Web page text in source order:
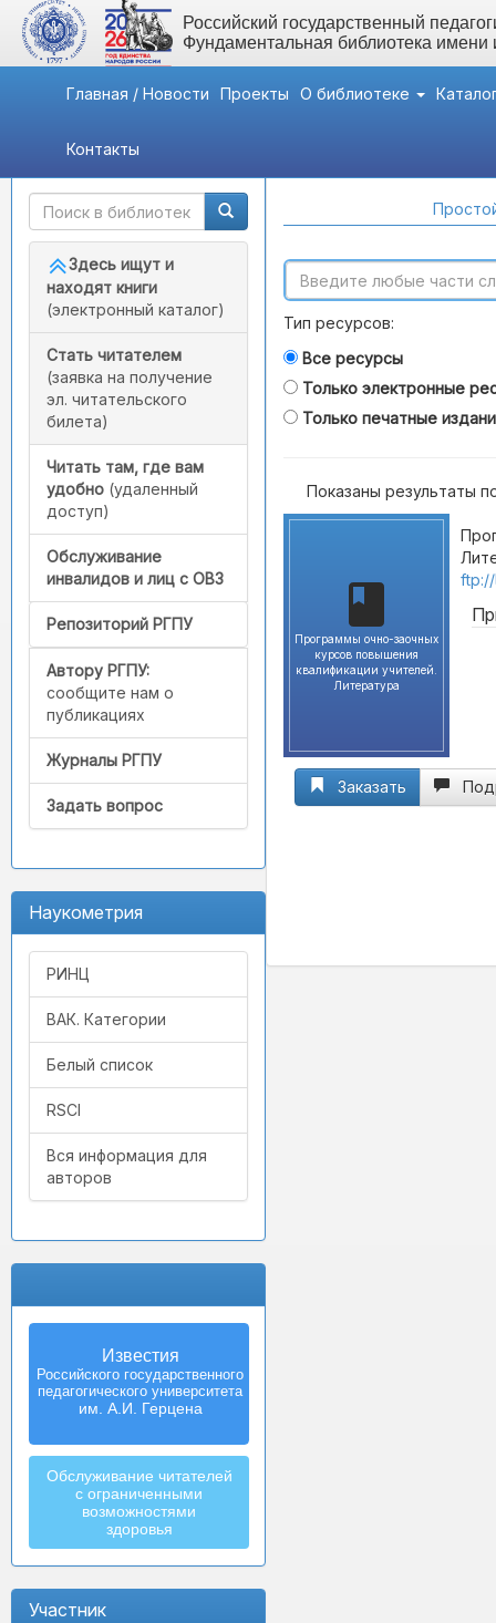
Российский государственный
Фундаментальная библиотека
Главная / Новости Проекты О библиотеке
Контакты
Быстрый доступ
Здесь ищут и
находят книги
(электронный каталог)
Стать читателем
(заявка на получение
эл. читательского
билета)
Читать там, где вам
удобно (удаленный
доступ)
Обслуживание
инвалидов и лиц с ОВЗ
Репозиторий РГПУ
Автору РГПУ:
сообщите нам о
публикациях
Журналы РГПУ
Задать вопрос
Наукометрия
РИНЦ
ВАК. Категории
Белый список
RSCI
Вся информация для
авторов
Известия
Российского государственного
педагогического университета
им. А.И. Герцена
Izvestia:
Herzen University
Journal of
Humanities & Sciences
Обслуживание читателей
с ограниченными
возможностями
здоровья
Участник
Тип ресурсов:
Все ресурсы
Только электронные
Только печатные
Показаны результаты
Программы очно-заочных
курсов повышения
квалификации учителей.
Литература
Заказать